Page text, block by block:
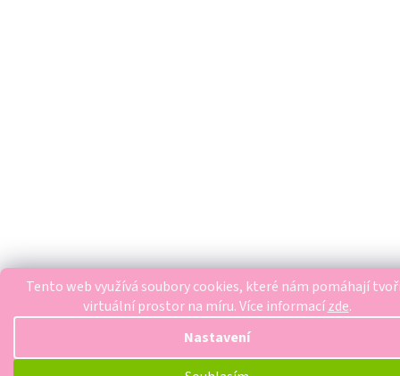
Tento web využívá soubory cookies, které nám pomáhají
virtuální prostor na míru.Více informacízde.
Nastavení